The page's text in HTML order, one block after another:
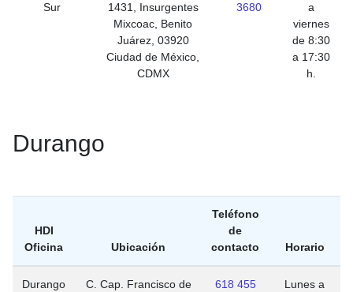
Sur
1431, Insurgentes
Mixcoac, Benito
Juárez, 03920
Ciudad de México,
CDMX
3680
a
viernes
de 8:30
a 17:30
h.
Durango
HDI
Oficina
Ubicación
Teléfono
de
contacto
Horario
Durango
C. Cap. Francisco de
618 455
Lunes a